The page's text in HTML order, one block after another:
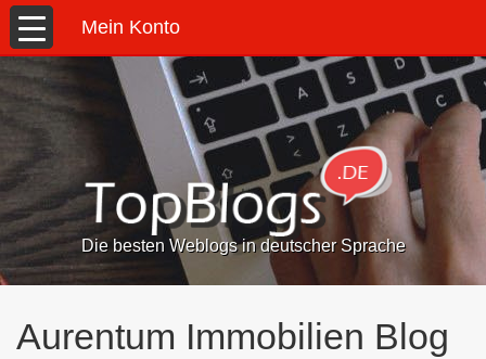
Mein Konto
Die besten Weblogs in deutscher Sprache
Aurentum Immobilien Blog